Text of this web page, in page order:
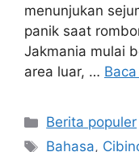
menunjukan
panik saat
Jakmania mulai
area luar, …
Kategori
Berita populer
Tag
Bahasa,